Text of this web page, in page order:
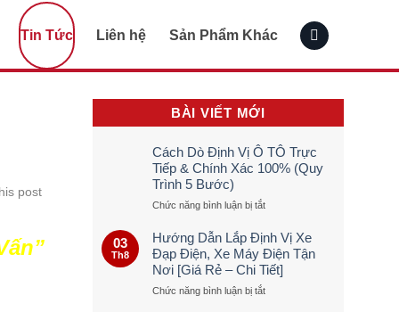
Tin Tức Liên hệ Sản Phẩm Khác
post
BÀI VIẾT MỚI
Cách Dò Định Vị Ô TÔ Trực
Tiếp & Chính Xác 100% (Quy
Trình 5 Bước)
Chức năng bình luận bị tắtở
Dò
Định
Vị
Ô
TÔ
03
Th8
Hướng Dẫn Lắp Định Vị Xe
Đạp Điện, Xe Máy Điện Tận
Nơi [Giá Rẻ – Chi Tiết]
Chức năng bình luận bị tắtở